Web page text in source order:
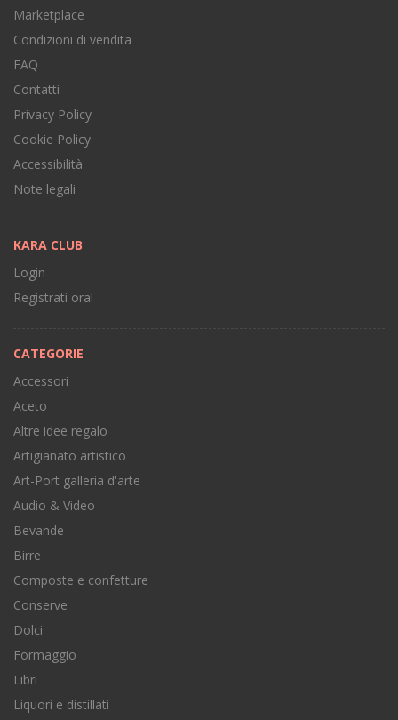
Marketplace
Condizioni di vendita
FAQ
Contatti
Privacy Policy
Cookie Policy
Accessibilità
Note legali
KARA CLUB
Login
Registrati ora!
CATEGORIE
Accessori
Aceto
Altre idee regalo
Artigianato artistico
Art-Port galleria d'arte
Audio & Video
Bevande
Birre
Composte e confetture
Conserve
Dolci
Formaggio
Libri
Liquori e distillati